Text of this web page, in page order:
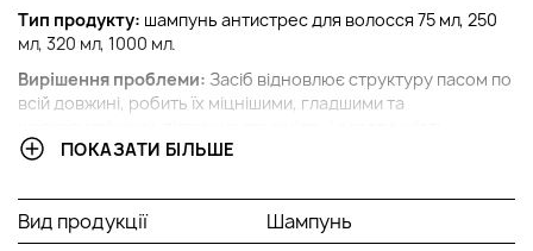
Тип продукту: шампунь антистрес для волосся 75 мл, 250
мл, 320 мл, 1000 мл.
Вирішення проблеми: Засіб відновлює структуру пасом по
всій довжині, робить їх міцнішими, гладшими та
ефективно бореться з вільними радикалами, полегшує
Ключові компоненти:
Екстракт червоної виноградної
лози, екстракт гуарани, екстракт конопель.
ПОКАЗАТИ БІЛЬШЕ
Вид продукції Шампунь